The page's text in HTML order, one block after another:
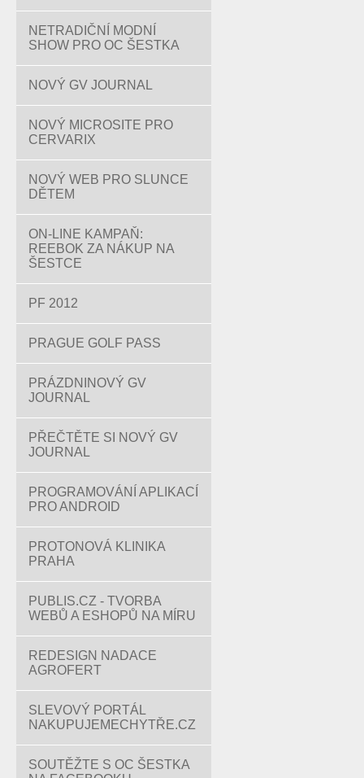
NETRADIČNÍ MODNÍ
SHOW PRO OC ŠESTKA
NOVÝ GV JOURNAL
NOVÝ MICROSITE PRO
CERVARIX
NOVÝ WEB PRO SLUNCE
DĚTEM
ON-LINE KAMPAŇ:
REEBOK ZA NÁKUP NA
ŠESTCE
PF 2012
PRAGUE GOLF PASS
PRÁZDNINOVÝ GV
JOURNAL
PŘEČTĚTE SI NOVÝ GV
JOURNAL
PROGRAMOVÁNÍ APLIKACÍ
PRO ANDROID
PROTONOVÁ KLINIKA
PRAHA
PUBLIS.CZ - TVORBA
WEBŮ A ESHOPŮ NA MÍRU
REDESIGN NADACE
AGROFERT
SLEVOVÝ PORTÁL
NAKUPUJEMECHYTŘE.CZ
SOUTĚŽTE S OC ŠESTKA